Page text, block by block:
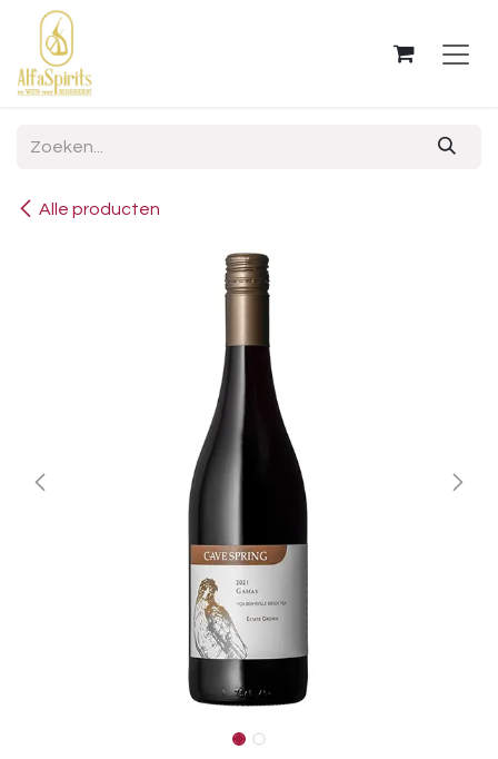
OVERSLAAN NAAR INHOUD
Alle producten